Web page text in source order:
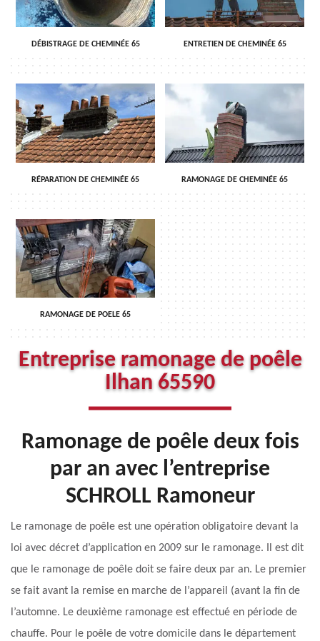
DÉBISTRAGE DE CHEMINÉE 65 ENTRETIEN DE CHEMINÉE 65
RÉPARATION DE CHEMINÉE 65 RAMONAGE DE CHEMINÉE 65
RAMONAGE DE POELE 65
Entreprise ramonage de poêle
Ilhan 65590
Ramonage de poêle deux fois
par an avec l’entreprise
SCHROLL Ramoneur
Le ramonage de poêle est une opération obligatoire devant la
loi avec décret d’application en 2009 sur le ramonage. Il est dit
que le ramonage de poêle doit se faire deux par an. Le premier
se fait avant la remise en marche de l’appareil (avant la fin de
l’automne. Le deuxième ramonage est effectué en période de
chauffe. Pour le poêle de votre domicile dans le département